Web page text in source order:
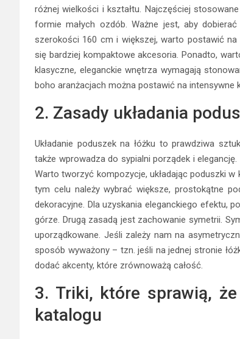
różnej wielkości i kształtu. Najczęściej
formie małych ozdób. Ważne jest, aby
szerokości 160 cm i większej, warto postawić
się bardziej kompaktowe akcesoria. Ponadto,
klasyczne, eleganckie wnętrza wymagają
boho aranżacjach można postawić na intensywne
2. Zasady układania
Układanie poduszek na łóżku to prawdziwa
także wprowadza do sypialni porządek i
Warto tworzyć kompozycje, układając poduszki
tym celu należy wybrać większe, prostokątne
dekoracyjne. Dla uzyskania eleganckiego efektu,
górze. Drugą zasadą jest zachowanie symetrii.
uporządkowane. Jeśli zależy nam na
sposób wyważony – tzn. jeśli na jednej stronie
dodać akcenty, które zrównoważą całość.
3. Triki, które sprawią,
katalogu